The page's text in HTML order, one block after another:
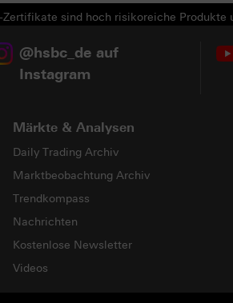
sind hoch risikoreiche
@hsbc_de auf
Instagram
Märkte & Analysen
Daily Trading Archiv
Marktbeobachtung Archiv
Trendkompass
Nachrichten
Kostenlose Newsletter
Videos